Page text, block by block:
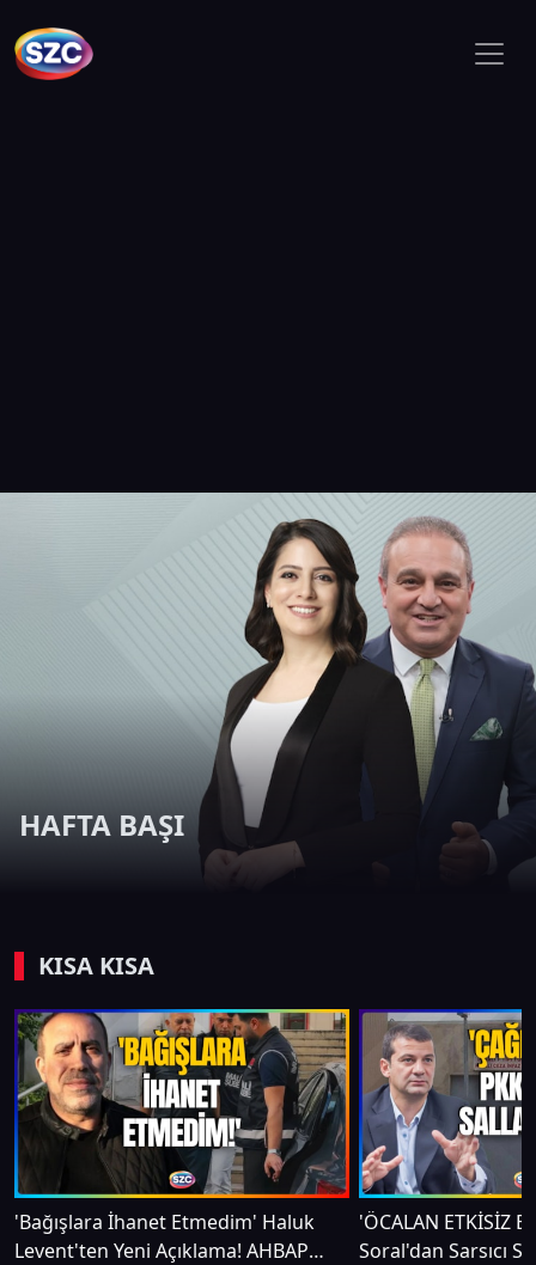
HAFTA BAŞI
KISA KISA
'Bağışlara İhanet Etmedim' Haluk
Levent'ten Yeni Açıklama! AHBAP
'ÖCALAN ETKİSİZ
Soral'dan Sarsıcı